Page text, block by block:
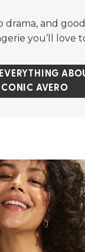
drama, and
you’ll love
ICONIC AVERO